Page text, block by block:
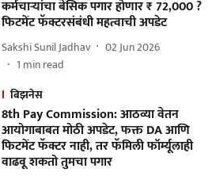
कर्मचाऱ्यांचा बेसिक पगार होणार ₹ 72,000 ?
फिटमेंट फॅक्टरसंबंधी महत्वाची अपडेट
Sakshi Sunil Jadhav
02 Jun 2026
1 min read
बिझनेस
8th Pay Commission: आठव्या वेतन
आयोगाबाबत मोठी अपडेट, फक्त DA आणि
फिटमेंट फॅक्टर नाही, तर फॅमिली फॉर्म्यूलाही
वाढवू शकतो तुमचा पगार